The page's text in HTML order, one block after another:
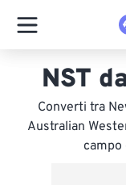
NST
Converti tra
Australian
campo